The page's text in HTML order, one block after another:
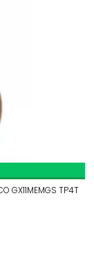
GX11MEMGS TP4T